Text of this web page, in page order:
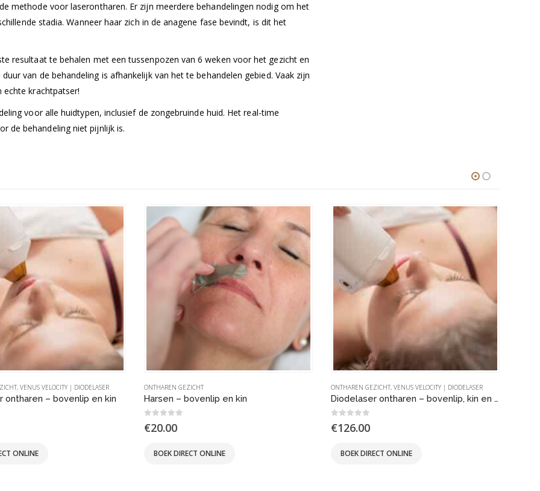
methode voor laserontharen. Er zijn meerdere behandelingen nodig om het
stadia. Wanneer haar zich in de anagene fase bevindt, is dit het
resultaat te behalen met een tussenpozen van 6 weken voor het gezicht en
van de behandeling is afhankelijk van het te behandelen gebied. Vaak zijn
echte krachtpatser!
voor alle huidtypen, inclusief de zongebruinde huid. Het real-time
de behandeling niet pijnlijk is.
, VENUS VELOCITY | DIODELASER
ontharen – bovenlip en kin
ONLINE
ONTHAREN GEZICHT
Harsen – bovenlip en kin
€20.00
BOEK DIRECT ONLINE
ONTHAREN GEZICHT, VENUS VELOCITY | DIODELASER
Diodelaser ontharen – bovenlip, kin en wangen
€126.00
BOEK DIRECT ONLINE